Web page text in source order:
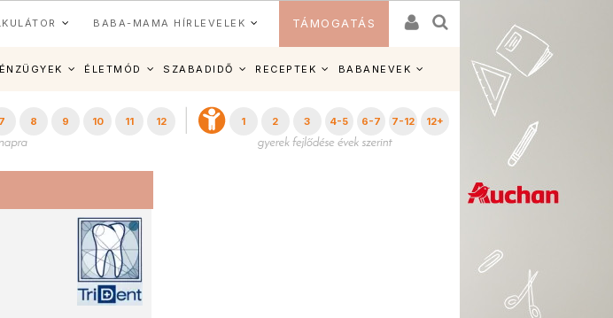
BABA-MAMA HÍRLEVELEK TÁMOGATÁS
ÉLETMÓD SZABADIDŐ RECEPTEK BABANEVEK
7 8 9 10 11 12 1 2 3 4-5 6-7 7-12 12+